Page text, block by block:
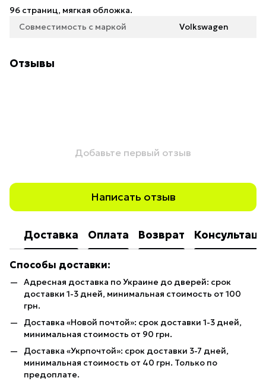
96 страниц, мягкая обложка.
Совместимость с маркой
Volkswagen
Отзывы
Добавьте первый отзыв
Написать отзыв
Доставка Оплата Возврат
Способы доставки:
Адресная доставка по Украине до дверей: срок
доставки 1-3 дней, минимальная стоимость от 100
грн.
Доставка «Новой почтой»: срок доставки 1-3 дней,
минимальная стоимость от 90 грн.
Доставка «Укрпочтой»: срок доставки 3-7 дней,
минимальная стоимость от 40 грн. Только по
предоплате.